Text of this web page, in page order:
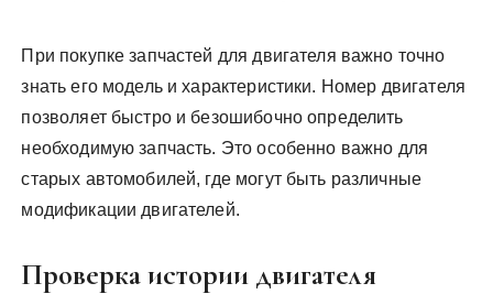
При покупке запчастей для двигателя важно точно
знать его модель и характеристики. Номер двигателя
позволяет быстро и безошибочно определить
необходимую запчасть. Это особенно важно для
старых автомобилей, где могут быть различные
модификации двигателей.
Проверка истории двигателя